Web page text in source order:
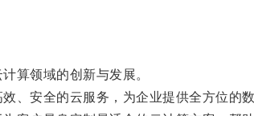
算领域的创新与发展。
安全的云服务，为企业提供全方位的数